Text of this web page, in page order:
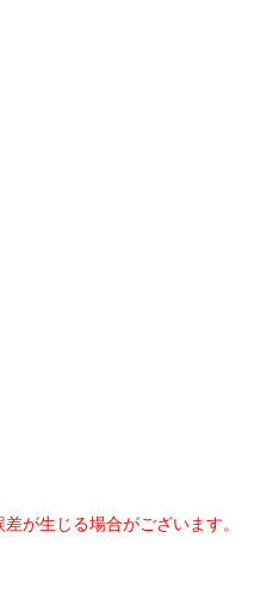
が生じる場合がございます。